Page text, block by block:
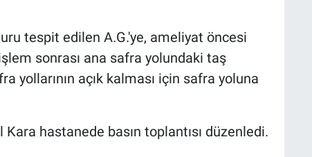
tespit edilen A.G.'ye, ameliyat öncesi
sonrası ana safra yolundaki taş
yollarının açık kalması için safra yoluna
hastanede basın toplantısı düzenledi.